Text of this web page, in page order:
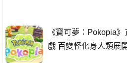
《寶可夢：Pokopia
戲 百變怪化身人類展